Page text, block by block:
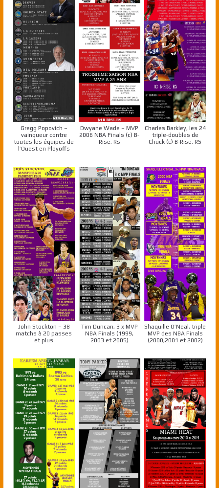
Gregg Popovich –
vainqueur contre
toutes les équipes de
l’Ouest en Playoffs
Dwyane Wade – MVP
2006 NBA Finals (c) B-
Rise, Rs
Charles Barkley, les 24
triple-doubles de
Chuck (c) B-Rise, RS
John Stockton – 38
matchs à 20 passes
et plus
Tim Duncan, 3 x MVP
NBA Finals (1999,
2003 et 2005)
Shaquille O’Neal, triple
MVP des NBA Finals
(2000,2001 et 2002)